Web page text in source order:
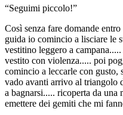
“Seguimi piccolo!”
Così senza fare domande
guida io comincio a lisciare le
vestitino leggero a
vestito con violenza..... poi
comincio a leccarle con gusto,
vado avanti arrivo al triangolo
a bagnarsi..... ricoperta da una
emettere dei gemiti che mi